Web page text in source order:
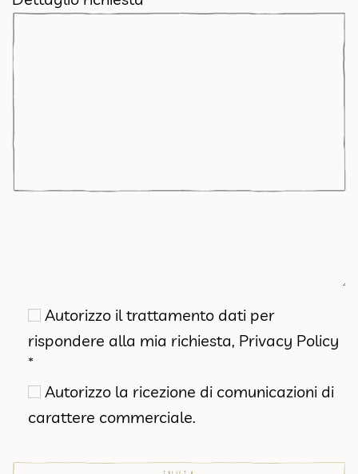
Autorizzo il trattamento dati per
rispondere alla mia richiesta, Privacy Policy
*
Autorizzo la ricezione di comunicazioni di
carattere commerciale.